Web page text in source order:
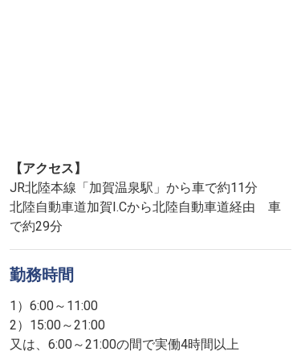
【アクセス】
JR北陸本線「加賀温泉駅」から車で約11分
北陸自動車道加賀I.Cから北陸自動車道経由 車
で約29分
勤務時間
1）6:00～11:00
2）15:00～21:00
又は、6:00～21:00の間で実働4時間以上